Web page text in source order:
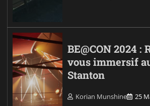
BE@CON 2024 :
vous immersif
Stanton
Korian Munshine 25